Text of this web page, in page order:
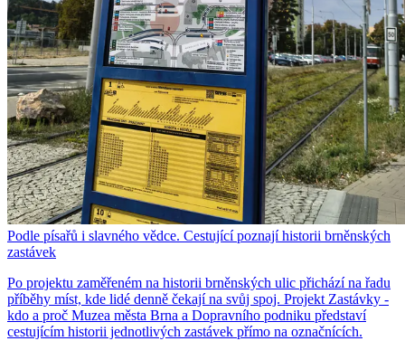
Podle písařů i slavného vědce. Cestující poznají historii brněnských
zastávek
Po projektu zaměřeném na historii brněnských ulic přichází na řadu
příběhy míst, kde lidé denně čekají na svůj spoj. Projekt Zastávky -
kdo a proč Muzea města Brna a Dopravního podniku představí
cestujícím historii jednotlivých zastávek přímo na označnících.